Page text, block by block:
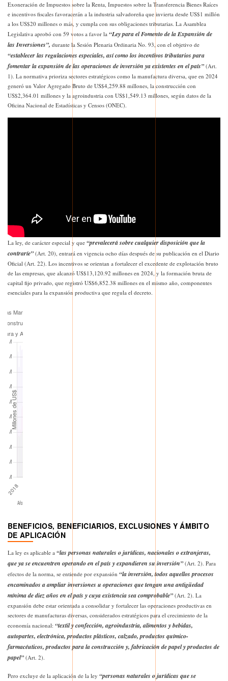
Exoneración de Impuestos sobre la Renta, Impuestos sobre la Transferencia Bienes Raíces
e incentivos fiscales favoracerán a la industria salvadoreña que invierta desde US$1 millón
a los US$20 millones o más, y cumpla con sus obligaciones tributarias. La Asamblea
Legislativa aprobó con 59 votos a favor la “Ley para el Fomento de la Expansión de
las Inversiones”, durante la Sesión Plenaria Ordinaria No. 93, con el objetivo de
“establecer las regulaciones especiales, así como los incentivos tributarios para
fomentar la expansión de las operaciones de inversión ya existentes en el país” (Art.
1). La normativa prioriza sectores estratégicos como la manufactura diversa, que en 2024
generó un Valor Agregado Bruto de US$4,259.88 millones, la construcción con
US$2,364.01 millones y la agroindustria con US$1,549.13 millones, según datos de la
Oficina Nacional de Estadísticas y Censos (ONEC).
La ley, de carácter especial y que “prevalecerá sobre cualquier disposición que la
contraríe” (Art. 20), entrará en vigencia ocho días después de su publicación en el Diario
Oficial (Art. 22). Los incentivos se orientan a fortalecer el excedente de explotación bruto
de las empresas, que alcanzó US$13,120.92 millones en 2024, y la formación bruta de
capital fijo privado, que registró US$6,852.38 millones en el mismo año, componentes
esenciales para la expansión productiva que regula el decreto.
BENEFICIOS, BENEFICIARIOS, EXCLUSIONES Y ÁMBITO
DE APLICACIÓN
La ley es aplicable a “las personas naturales o jurídicas, nacionales o extranjeras,
que ya se encuentren operando en el país y expandieren su inversión” (Art. 2). Para
efectos de la norma, se entiende por expansión “la inversión, todos aquellos procesos
encaminados a ampliar inversiones u operaciones que tengan una antigüedad
mínima de diez años en el país y cuya existencia sea comprobable” (Art. 2). La
expansión debe estar orientada a consolidar y fortalecer las operaciones productivas en
sectores de manufacturas diversas, considerados estratégicos para el crecimiento de la
economía nacional: “textil y confección, agroindustria, alimentos y bebidas,
autopartes, electrónica, productos plásticos, calzado, productos químico-
farmacéuticos, productos para la construcción y, fabricación de papel y productos de
papel” (Art. 2).
Pero excluye de la aplicación de la ley “personas naturales o jurídicas que se